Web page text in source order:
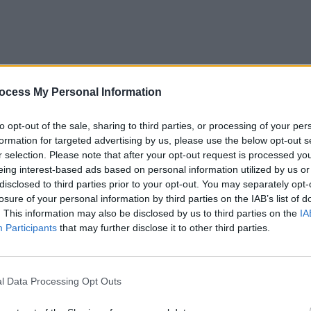
My Personal Information
opt-out of the sale, sharing to third parties, or processing of your
for targeted advertising by us, please use the below opt-out
selection. Please note that after your opt-out request is processed
interest-based ads based on personal information utilized by us
to third parties prior to your opt-out. You may separately
of your personal information by third parties on the IAB’s list of
This information may also be disclosed by us to third parties on the
Participants that may further disclose it to other third parties.
Data Processing Opt Outs